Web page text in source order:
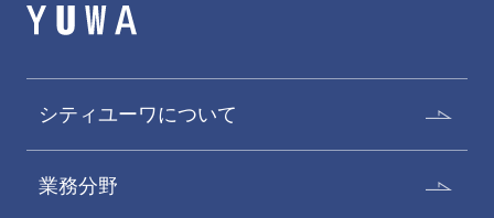
シティユーワについて
業務分野